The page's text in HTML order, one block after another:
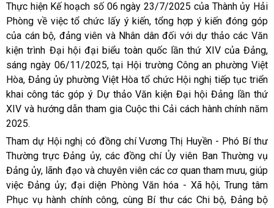
Thực hiện Kế hoạch số 06 ngày 23/7/2025 của Thành ủy Hải
Phòng về việc tổ chức lấy ý kiến, tổng hợp ý kiến đóng góp
của cán bộ, đảng viên và Nhân dân đối với dự thảo các Văn
kiện trình Đại hội đại biểu toàn quốc lần thứ XIV của Đảng,
sáng ngày 06/11/2025, tại Hội trường Công an phường Việt
Hòa, Đảng ủy phường Việt Hòa tổ chức Hội nghị tiếp tục triển
khai công tác góp ý Dự thảo Văn kiện Đại hội Đảng lần thứ
XIV và hướng dẫn tham gia Cuộc thi Cải cách hành chính năm
2025.
Tham dự Hội nghị có đồng chí Vương Thị Huyền - Phó Bí thư
Thường trực Đảng ủy, các đồng chí Ủy viên Ban Thường vụ
Đảng ủy, lãnh đạo và chuyên viên các cơ quan tham mưu, giúp
việc Đảng ủy; đại diện Phòng Văn hóa - Xã hội, Trung tâm
Phục vụ hành chính công, cùng Bí thư các Chi bộ, Đảng bộ